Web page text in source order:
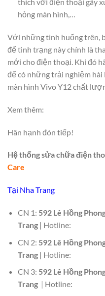
hỏng màn hình,…
Với những tình huống trên,
để tình trạng này chính là
mới cho điện thoại. Khi đó
để có những trải nghiệm
màn hình Vivo Y12 chất
Xem thêm:
Hân hạnh đón tiếp!
Hệ thống sửa chữa điện
Care
Tại Nha Trang
CN 1: 592 Lê Hồng
Trang| Hotline:
CN 2: 592 Lê Hồng
Trang| Hotline:
CN 3: 592 Lê Hồng
Trang| Hotline: